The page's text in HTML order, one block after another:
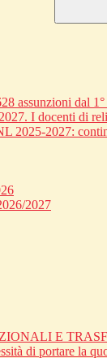
assunzioni dal 1°
I docenti di
2025-2027:
2027
E
di portare la